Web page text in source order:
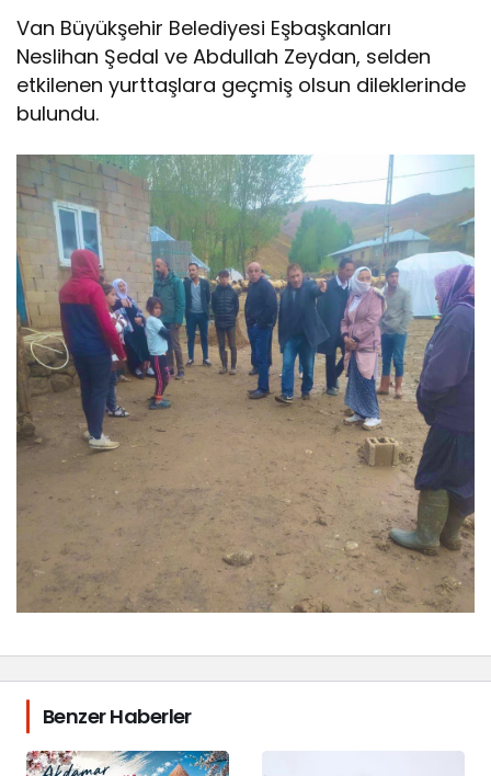
Van Büyükşehir Belediyesi Eşbaşkanları
Neslihan Şedal ve Abdullah Zeydan, selden
etkilenen yurttaşlara geçmiş olsun dileklerinde
bulundu.
Benzer Haberler